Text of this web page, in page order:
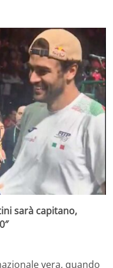
sarà capitano,
vera, quando